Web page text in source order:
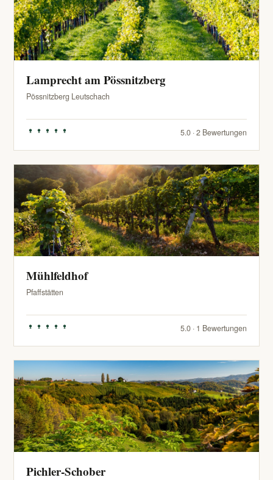
Lamprecht am Pössnitzberg
Pössnitzberg Leutschach
5.0 · 2 Bewertungen
Mühlfeldhof
Pfaffstätten
5.0 · 1 Bewertungen
Pichler-Schober